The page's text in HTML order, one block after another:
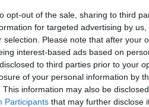
opt-out of the sale, sharing to third
for targeted advertising by
selection. Please note that after your
interest-based ads based on
to third parties prior to your
of your personal information by
This information may also be
Participants that may further disclose
la prochaine compacte
se nommer Nassau).
ici une calandre inspirée
très bien que ce ne soit le